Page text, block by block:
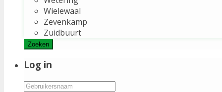
Wielewaal
Zevenkamp
Zuidbuurt
Zoeken
Log in